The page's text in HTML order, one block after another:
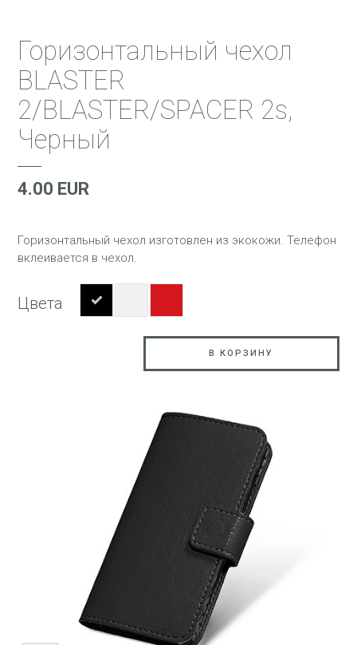
Горизонтальный чехол
BLASTER
2/BLASTER/SPACER 2s,
Черный
4.00 EUR
Горизонтальный чехол изготовлен из экокожи. Телефон
вклеивается в чехол.
Цвета
В КОРЗИНУ